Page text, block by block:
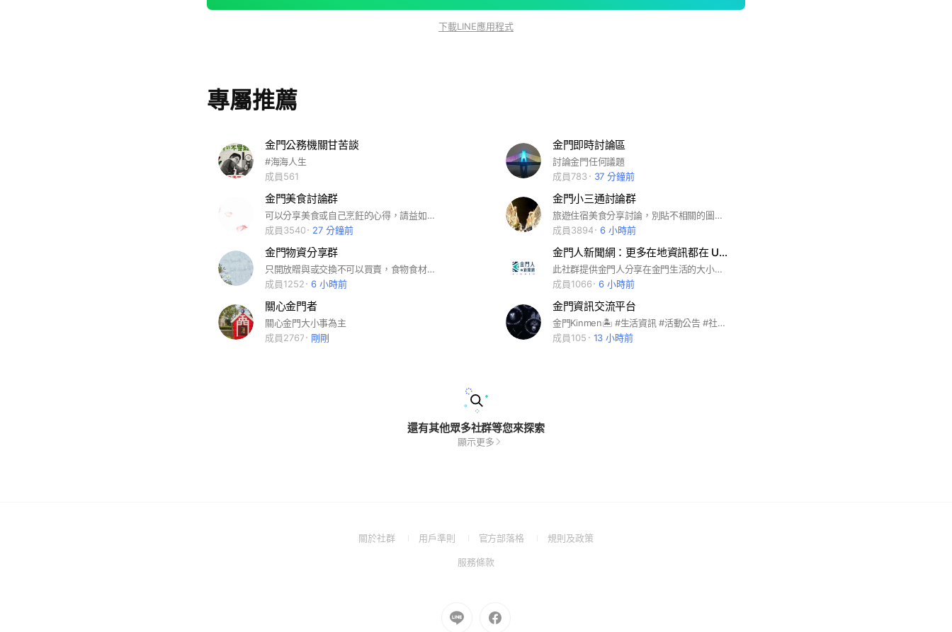
下載LINE應用程式
專屬推薦
金門公務機關甘苦談
#海海人生
成員561
金門即時討論區
討論金門任何議題
成員783
37 分鐘前
金門美食討論群
可以分享美食或自己烹飪的心得，請益如何烹飪食物，食材買賣交換分享，店家可以打廣告，但請儘量客氣點，不要一直洗版。 不要發無關的影片圖片新聞，不要發長輩圖，不要故意洗版，不然會被踢出。 有關房屋土地相關事物請找大叔，同業還請不要進來競爭，感謝！！
成員3540
27 分鐘前
金門小三通討論群
旅遊住宿美食分享討論，別貼不相關的圖片跟影片。
成員3894
6 小時前
金門物資分享群
只開放贈與或交換不可以買賣，食物食材待用餐、穿不到的衣服、小孩玩具用品等等，都可以發揮愛心贈送給有需要的人。 不要發無關的影片圖片新聞，不要發長輩圖，不要故意洗版，不然會被踢出。 有關房屋土地相關事物請找大叔，同業還請不要進來競爭，感謝！！
成員1252
6 小時前
金門人新聞網：更多在地資訊都在 UniLife有鄰生活
此社群提供金門人分享在金門生活的大小事，包含在地店家推薦、好康分享、遺物協尋、贈物公告等各種食衣住行育樂資訊。 #烏坵鄉 #金城鎮 #金湖鎮 #金沙鎮 #金寧鄉 #烈嶼鄉
成員1066
6 小時前
關心金門者
關心金門大小事為主
成員2767
剛剛
金門資訊交流平台
金門Kinmen🏝️ #生活資訊 #活動公告 #社區關懷 #親子活動 #吃喝玩樂 #好康分享
成員105
13 小時前
還有其他眾多社群等您來探索
顯示更多
關於社群
(Open用戶準則
(Open
a
官方部落格
(Open規則及政策(Open
服務條款(Open
window)
Go
to
Go
to